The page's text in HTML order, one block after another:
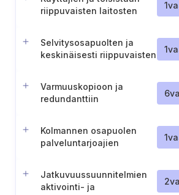
riippuvaisten laitosten
(arvopaperikeskus)
1
Selvitysosapuolten ja
keskinäisesti riippuvaisten
(keskusvastapuoli)
1
Varmuuskopioon ja
redundanttiin
6
Kolmannen osapuolen
palveluntarjoajien
1
Jatkuvuussuunnitelmien
aktivointi- ja
2